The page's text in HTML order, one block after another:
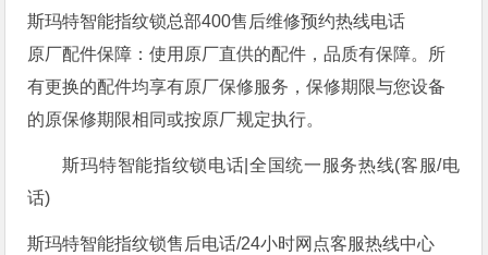
斯玛特智能指纹锁总部400售后维修预约热线电话
原厂配件保障：使用原厂直供的配件，品质有保障。所
有更换的配件均享有原厂保修服务，保修期限与您设备
的原保修期限相同或按原厂规定执行。
斯玛特智能指纹锁电话|全国统一服务热线(客服/电
话)
斯玛特智能指纹锁售后电话/24小时网点客服热线中心